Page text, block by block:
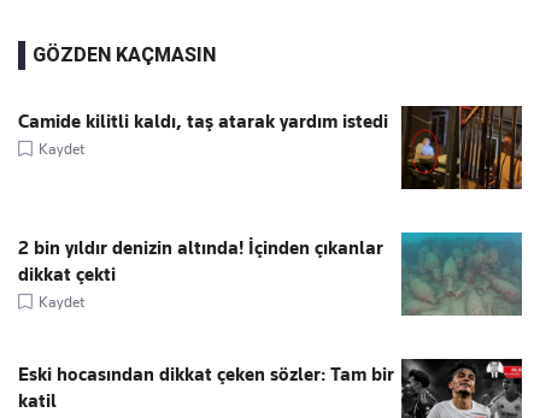
GÖZDEN KAÇMASIN
Camide kilitli kaldı, taş atarak yardım istedi
Kaydet
2 bin yıldır denizin altında! İçinden çıkanlar
dikkat çekti
Kaydet
Eski hocasından dikkat çeken sözler: Tam bir
katil